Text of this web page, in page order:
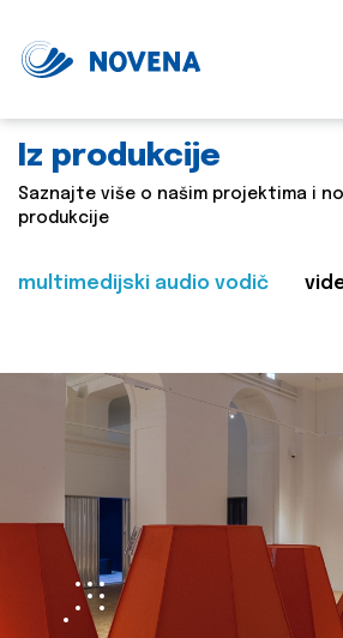
Iz produkcije
Saznajte više o našim projektima i
produkcije
multimedijski audio vodič